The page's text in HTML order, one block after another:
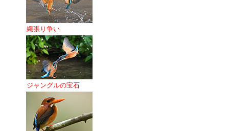
縄張り争い
ジャングルの宝石